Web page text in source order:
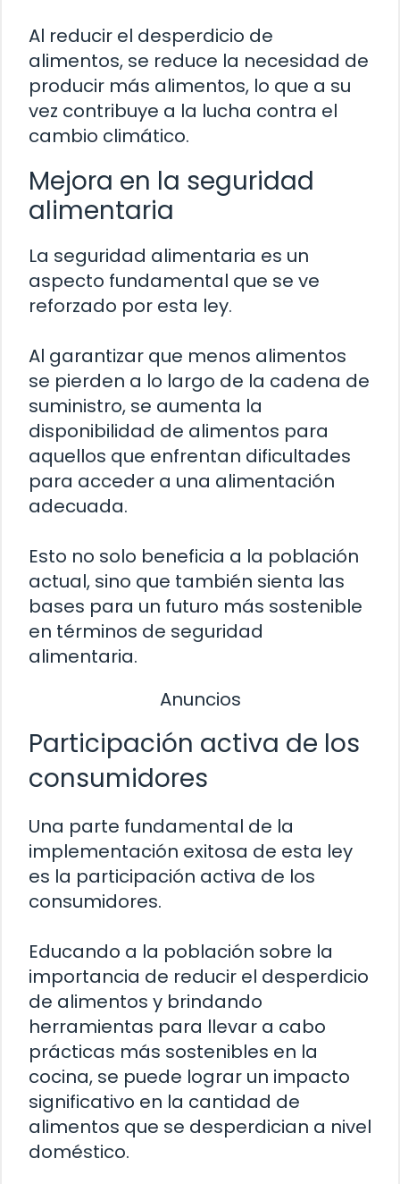
Al reducir el desperdicio de
alimentos, se reduce la necesidad de
producir más alimentos, lo que a su
vez contribuye a la lucha contra el
cambio climático.
Mejora en la seguridad
alimentaria
La seguridad alimentaria es un
aspecto fundamental que se ve
reforzado por esta ley.
Al garantizar que menos alimentos
se pierden a lo largo de la cadena de
suministro, se aumenta la
disponibilidad de alimentos para
aquellos que enfrentan dificultades
para acceder a una alimentación
adecuada.
Esto no solo beneficia a la población
actual, sino que también sienta las
bases para un futuro más sostenible
en términos de seguridad
alimentaria.
Anuncios
Participación activa de los
consumidores
Una parte fundamental de la
implementación exitosa de esta ley
es la participación activa de los
consumidores.
Educando a la población sobre la
importancia de reducir el desperdicio
de alimentos y brindando
herramientas para llevar a cabo
prácticas más sostenibles en la
cocina, se puede lograr un impacto
significativo en la cantidad de
alimentos que se desperdician a nivel
doméstico.